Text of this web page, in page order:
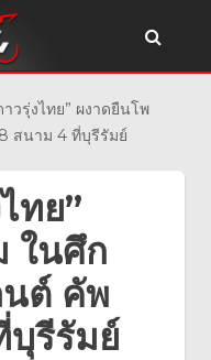
รุ่งไทย” ผงาดยืนโพ
สนาม 4 ที่บุรีรัมย์
ทย”
ในศึก
ต์ คัพ
รีรัมย์